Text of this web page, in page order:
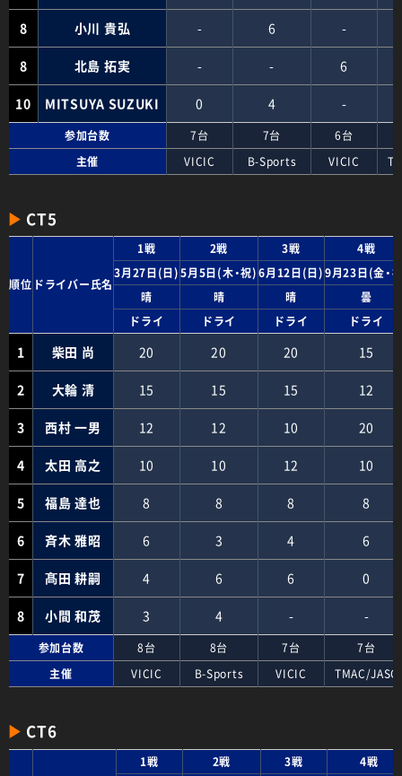
8 小川 貴弘 - 6 -
8 北島 拓実 - - 6
10 MITSUYA SUZUKI 0 4 -
参加台数 7台 7台
6台
主催
VICIC B-Sports VICIC
CT5
順位 ドライバー氏名
1戦 2戦 3戦
4戦
3月27日(日)5月5日(木・祝)6月12日(日)9月23日(金・
晴
晴 晴
曇
ドライ
ドライ ドライ ドライ
1 柴田 尚 20 20 20 15
2 大輪 清 15 15 15 12
3 西村 一男 12 12 10 20
4 太田 高之 10 10 12 10
5 福島 達也 8 8 8 8
6 斉木 雅昭 6 3 4 6
7 髙田 耕嗣 4 6 6 0
8 小間 和茂 3 4 - -
参加台数 8台 8台 7台
7台
主催
VICIC B-Sports VICIC TMAC/JASC
CT6
1戦 2戦 3戦
4戦